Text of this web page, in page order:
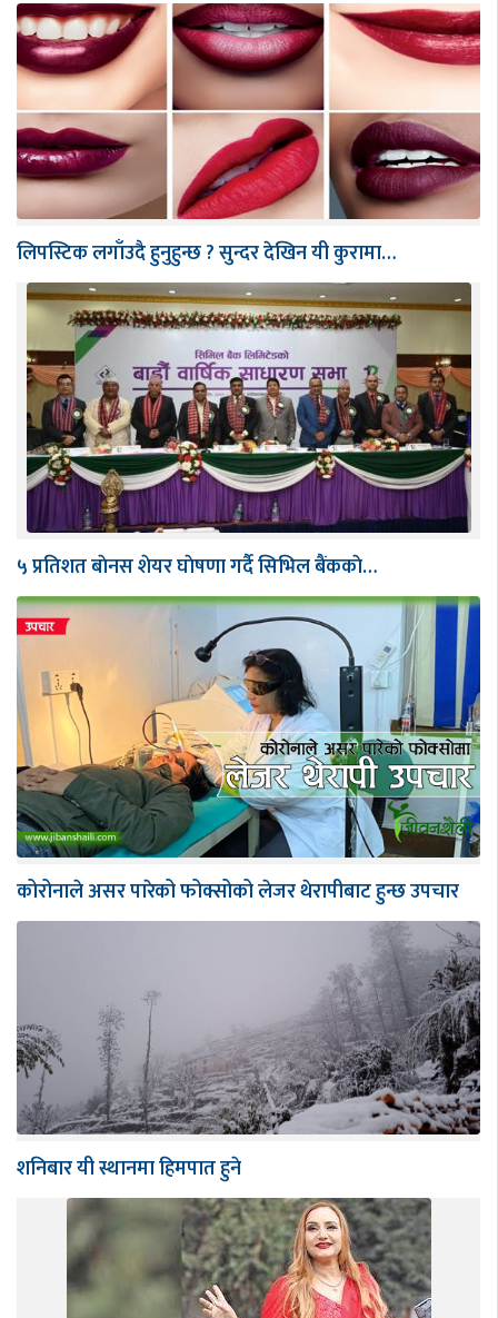
लिपस्टिक लगाँउदै हुनुहुन्छ ? सुन्दर देखिन यी कुरामा…
५ प्रतिशत बाेनस शेयर घाेषणा गर्दै सिभिल बैंककाे…
कोरोनाले असर पारेको फोक्सोको लेजर थेरापीबाट हुन्छ उपचार
शनिबार यी स्थानमा हिमपात हुने